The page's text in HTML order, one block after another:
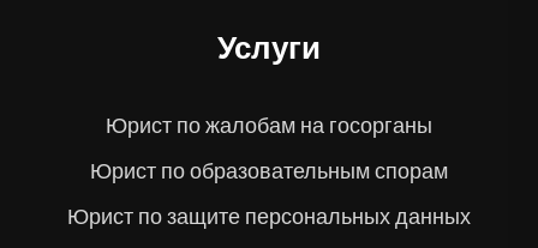
Услуги
Юрист по жалобам на госорганы
Юрист по образовательным спорам
Юрист по защите персональных данных